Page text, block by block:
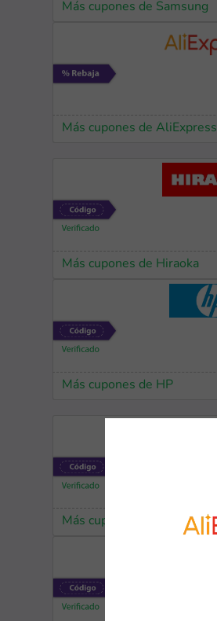
Más cupones de Samsung
Más cupones de AliExpress
Más cupones de Hiraoka
Más cupones de HP
Más cupones de Reuse